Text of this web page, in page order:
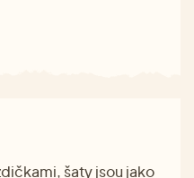
šaty jsou jako